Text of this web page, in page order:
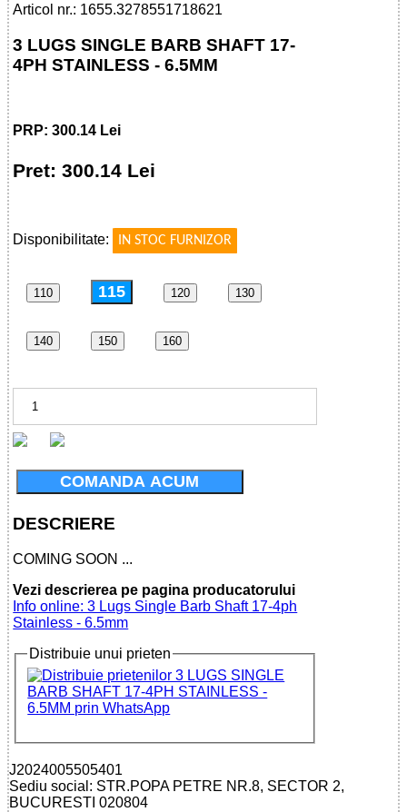
Articol nr.: 1655.3278551718621
3 LUGS SINGLE BARB SHAFT 17-
4PH STAINLESS - 6.5MM
PRP: 300.14 Lei
Pret: 300.14 Lei
Disponibilitate:
IN STOC FURNIZOR
110 115 120 130
140 150 160
COMANDA ACUM
DESCRIERE
COMING SOON ...
Vezi descrierea pe pagina producatorului
Info online: 3 Lugs Single Barb Shaft 17-4ph
Stainless - 6.5mm
Distribuie unui prieten
J2024005505401
Sediu social: STR.POPA PETRE NR.8, SECTOR 2,
BUCURESTI 020804